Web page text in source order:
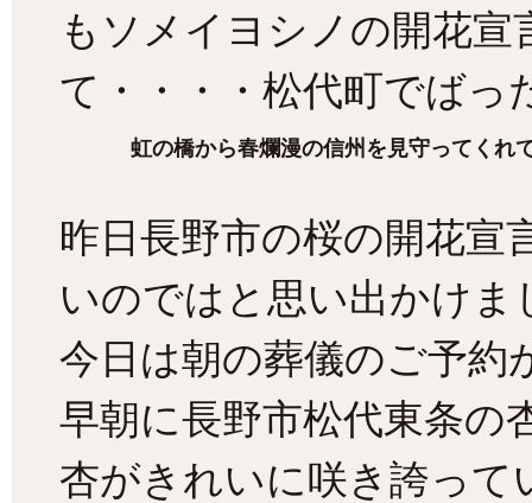
もソメイヨシノの開花
て・・・・松代町でばっ
虹の橋から春爛漫の信州を見守ってくれ
昨日長野市の桜の開花宣
いのではと思い出かけま
今日は朝の葬儀のご予約
早朝に長野市松代東条の
杏がきれいに咲き誇っ